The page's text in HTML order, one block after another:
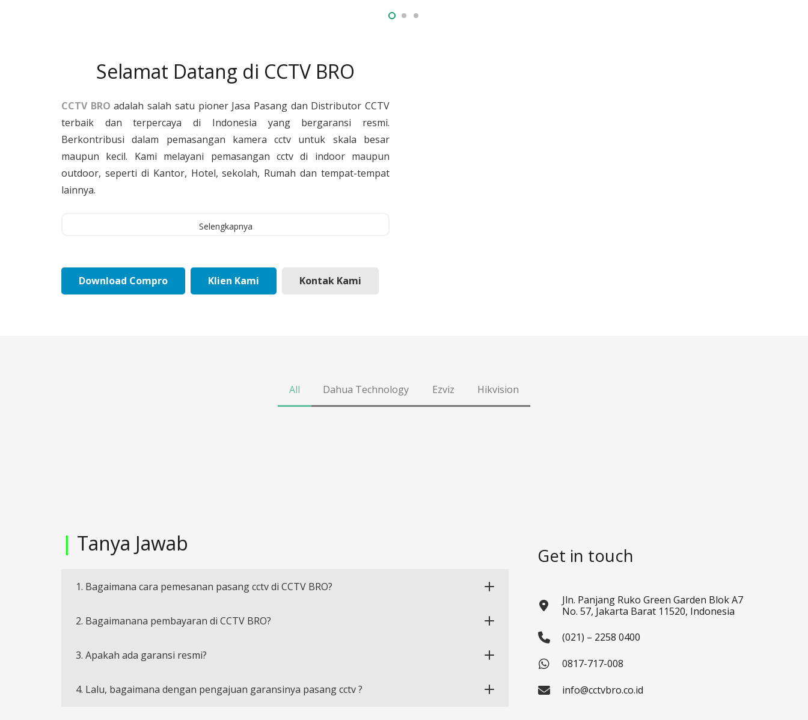
Selamat Datang di CCTV BRO
CCTV BRO adalah salah satu pioner Jasa Pasang dan Distributor CCTV
terbaik dan terpercaya di Indonesia yang bergaransi resmi.
Berkontribusi dalam pemasangan kamera cctv untuk skala besar
maupun kecil. Kami melayani pemasangan cctv di indoor maupun
outdoor, seperti di Kantor, Hotel, sekolah, Rumah dan tempat-tempat
lainnya.
Selengkapnya
Download Compro Klien Kami Kontak Kami
All Dahua Technology Ezviz Hikvision
| Tanya Jawab
1. Bagaimana cara pemesanan pasang cctv di CCTV BRO?
2. Bagaimanana pembayaran di CCTV BRO?
3. Apakah ada garansi resmi?
4. Lalu, bagaimana dengan pengajuan garansinya pasang cctv ?
Get in touch
Jln. Panjang Ruko Green Garden Blok A7
No. 57, Jakarta Barat 11520, Indonesia
(021) – 2258 0400
0817-717-008
info@cctvbro.co.id